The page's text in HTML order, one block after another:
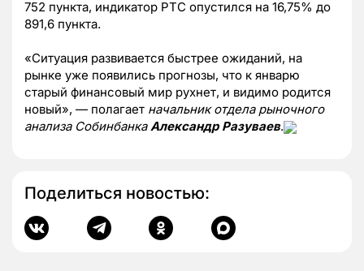
752 пункта, индикатор РТС опустился на 16,75% до
891,6 пункта.
«Ситуация развивается быстрее ожиданий, на
рынке уже появились прогнозы, что к январю
старый финансовый мир рухнет, и видимо родится
новый», — полагает начальник отдела рыночного
анализа СобинбанкаАлександр Разуваев.
Поделиться новостью: